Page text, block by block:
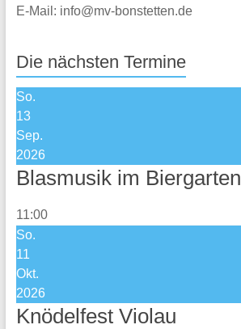
E-Mail: info@mv-bonstetten.de
Die nächsten Termine
So.
13
Sep.
2026
Blasmusik im Biergarten
11:00
So.
11
Okt.
2026
Knödelfest Violau